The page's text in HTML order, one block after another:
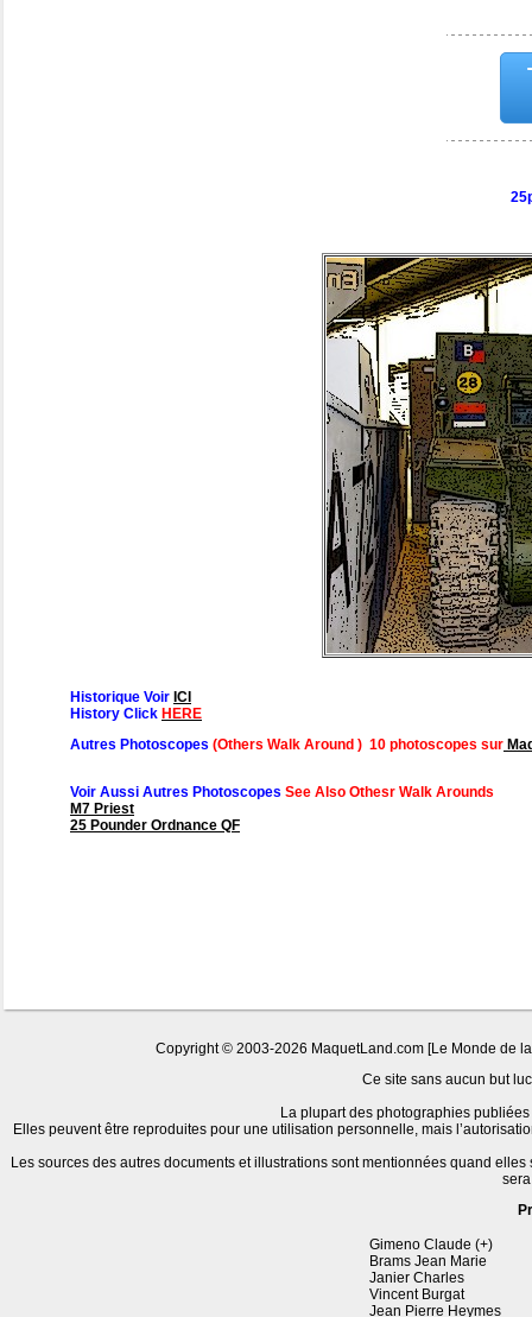
Historique Voir ICI
History Click HERE
Autres Photoscopes (Others Walk Around ) 10 photoscopes sur
Voir Aussi Autres Photoscopes See Also Othesr Walk Arounds
M7 Priest
25 Pounder Ordnance QF
Copyright © 2003-2026 MaquetLand.com [Le Monde de
Ce site sans aucun but
La plupart des photographies
Elles peuvent être reproduites pour une utilisation personnelle, mais
Les sources des autres documents et illustrations sont mentionnées quand
Gimeno Claude (+)
Brams Jean Marie
Janier Charles
Vincent Burgat
Jean Pierre Heymes